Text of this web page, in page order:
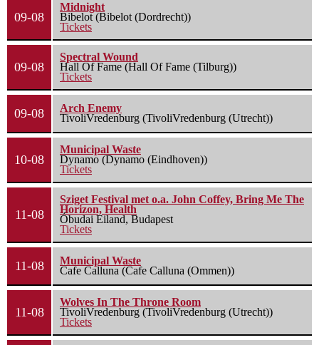
09-08
Midnight
Bibelot (Bibelot (Dordrecht))
Tickets
09-08
Spectral Wound
Hall Of Fame (Hall Of Fame (Tilburg))
Tickets
09-08
Arch Enemy
TivoliVredenburg (TivoliVredenburg (Utrecht))
10-08
Municipal Waste
Dynamo (Dynamo (Eindhoven))
Tickets
11-08
Sziget Festival met o.a. John Coffey, Bring Me The
Horizon, Health
Óbudai Eiland, Budapest
Tickets
11-08
Municipal Waste
Cafe Calluna (Cafe Calluna (Ommen))
11-08
Wolves In The Throne Room
TivoliVredenburg (TivoliVredenburg (Utrecht))
Tickets